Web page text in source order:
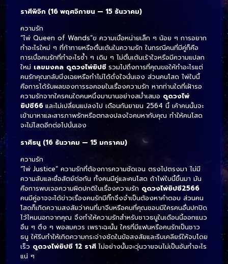
ราศีพิจิก (16 พฤศจิกายน — 15 ธันวาคม)
ความรัก
“ไพ่ Queen of Wands”ฃ ความเบื่อหน่ายเล็ก ๆ น้อย ๆ การอยาก
ทำอะไรใหม่ ๆ ที่ท้าทายหรือตื่นเต้นในความรัก ในกรณีคนที่มีคู่ก็คือ
การเบื่อคนรักที่ทำอะไรซ้ำ ๆ เดิม ๆ ไม่ตื่นเต้นเร้าใจหรือมีความแปลก
ใหม่ เลขมงคล ดูดวงไพ่ยิปซี รวมไปถึงการที่คุณขอให้ทำอะไรแต่
คนรักคุณกลับนิ่งเฉยหรือทำไม่ได้ดั่งใจนั่นเอง ส่วนคนโสด ไพ่ใบนี้
คือการได้รับผลของการรอคอยในเรื่องความรัก หากท่านใดที่เฝ้ารอ
ความรักจากใครคนใดคนหนึ่งมานานอย่างสม่ำเสมอ ดูดวงไพ่
ยิปซี66 และไม่เปลี่ยนแปลงไป เดือนกันยายน 2564 นี้ เค้าคนนั้นจะ
เข้ามาหาและสารภาพรักหรือตกลงปลงใจคบหากับคุณ ทำให้คนโสด
จะไม่โสดอีกต่อไปนั่นเอง
ราศีธนู (16 ธันวาคม — 15 มกราคม)
ความรัก
“ไพ่ Justice” ความรักที่ต้องการความชัดเจน ตรงไปตรงมา ไม่มี
ความลับและซื่อสัตย์ต่อกัน ทั้งคนมีคู่และคนโสด ถ้าไพ่ใบนี้ขึ้นมา มัน
คือการพบเจอความผิดปกติในเรื่องความรัก ดูดวงไพ่ยิปซี2566
คนมีคู่อาจจะได้ข่าวเรื่องคนรักมีกิ๊กจึงจำเป็นต้องหาคำตอบ ส่วนคน
โสดก็เกิดความสงสัยว่าคนที่มาจีบหรือคนที่คุณชอบมีใครคนอื่นปกปิด
ไว้ไหมนอกจากคุณ จึงทำให้ความรักสำหรับชาวธนูในเดือนนี้ออกแนว
อึน ๆ ตึง ๆ พอสมควร เพราะฉะนั้น ใครที่มีแฟนหรือคนรักเป็นชาว
ธนู ให้รีบทำให้เกิดความกระจ่างชัดในข้อสงสัยและรีบเคลียร์ให้จบโดย
เร็ว ดูดวงไพ่ยิปซี 12 ราศี ไม่อย่างนั้นจะวุ่นวายจนไม่เป็นอันทำอะไร
แน่ ๆ